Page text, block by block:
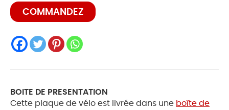
quantité
de
SZ
COMMANDEZ
BOITE DE PRESENTATION
Cette plaque de vélo est livrée dans une boîte de